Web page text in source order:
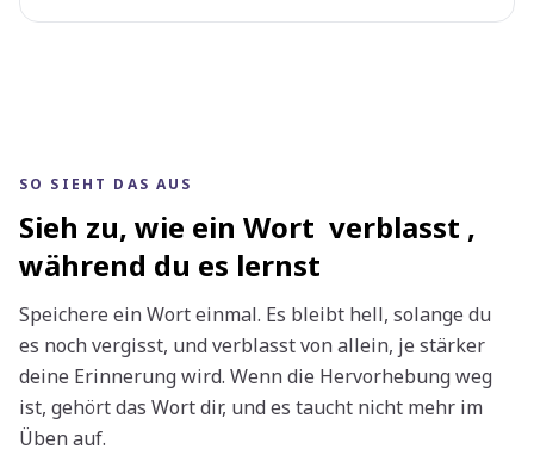
SO SIEHT DAS AUS
Sieh zu, wie ein Wort verblasst ,
während du es lernst
Speichere ein Wort einmal. Es bleibt hell, solange du
es noch vergisst, und verblasst von allein, je stärker
deine Erinnerung wird. Wenn die Hervorhebung weg
ist, gehört das Wort dir, und es taucht nicht mehr im
Üben auf.